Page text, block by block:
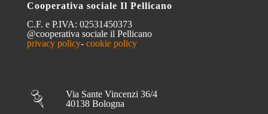
Cooperativa sociale Il Pellicano
C.F. e P.IVA: 02531450373
@cooperativa sociale il Pellicano
privacy policy- cookie policy
Via Sante Vincenzi 36/4
40138 Bologna